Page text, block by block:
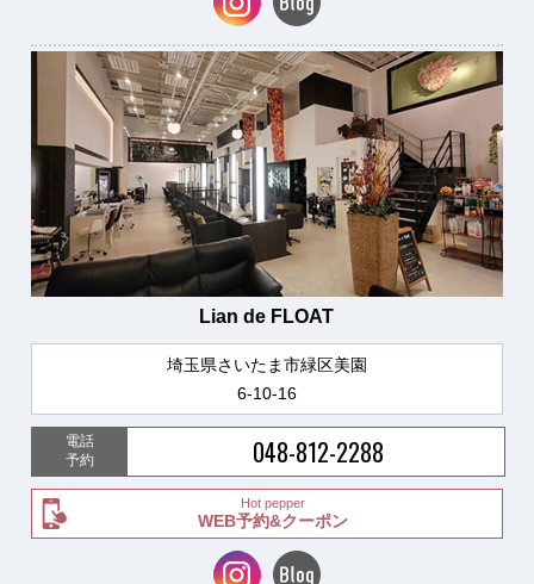
Lian de FLOAT
埼玉県さいたま市緑区美園
6-10-16
電話
予約
048-812-2288
Hot pepper
WEB予約&クーポン